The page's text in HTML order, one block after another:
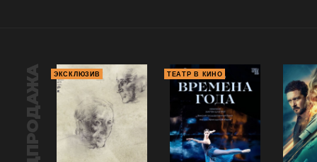
ЭКСКЛЮЗИВ ТЕАТР В КИНО